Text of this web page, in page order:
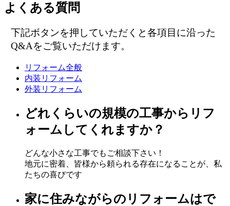
よくある質問
下記ボタンを押していただくと各項目に沿った
Q&Aをご覧いただけます。
リフォーム全般
内装リフォーム
外装リフォーム
どれくらいの規模の工事からリフ
ォームしてくれますか？
どんな小さな工事でもご相談下さい！
地元に密着、皆様から頼られる存在になることが、私
たちの喜びです
家に住みながらのリフォームはで